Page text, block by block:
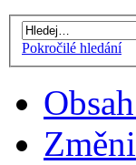
Pokročilé hledání